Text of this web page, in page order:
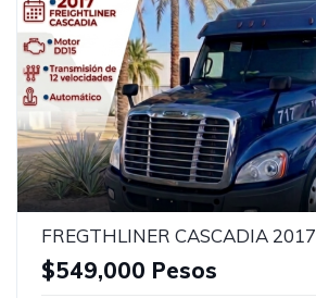
FREGTHLINER CASCADIA 2017
$549,000 Pesos